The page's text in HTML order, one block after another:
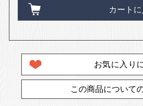
カート
お気に入り
この商品について